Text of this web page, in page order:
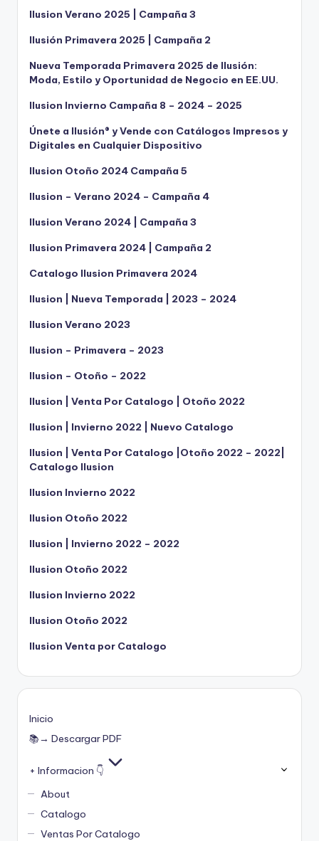
Ilusion Verano 2025 | Campaña 3
Ilusión Primavera 2025 | Campaña 2
Nueva Temporada Primavera 2025 de Ilusión:
Moda, Estilo y Oportunidad de Negocio en EE.UU.
Ilusion Invierno Campaña 8 – 2024 – 2025
Únete a Ilusión® y Vende con Catálogos Impresos y
Digitales en Cualquier Dispositivo
Ilusion Otoño 2024 Campaña 5
Ilusion – Verano 2024 – Campaña 4
Ilusion Verano 2024 | Campaña 3
Ilusion Primavera 2024 | Campaña 2
Catalogo Ilusion Primavera 2024
Ilusion | Nueva Temporada | 2023 – 2024
Ilusion Verano 2023
Ilusion – Primavera – 2023
Ilusion – Otoño – 2022
Ilusion | Venta Por Catalogo | Otoño 2022
Ilusion | Invierno 2022 | Nuevo Catalogo
Ilusion | Venta Por Catalogo |Otoño 2022 – 2022|
Catalogo Ilusion
Ilusion Invierno 2022
Ilusion Otoño 2022
Ilusion | Invierno 2022 – 2022
Ilusion Otoño 2022
Ilusion Invierno 2022
Ilusion Otoño 2022
Ilusion Venta por Catalogo
Inicio
📚→ Descargar PDF
+ Informacion 👇
About
Catalogo
Ventas Por Catalogo